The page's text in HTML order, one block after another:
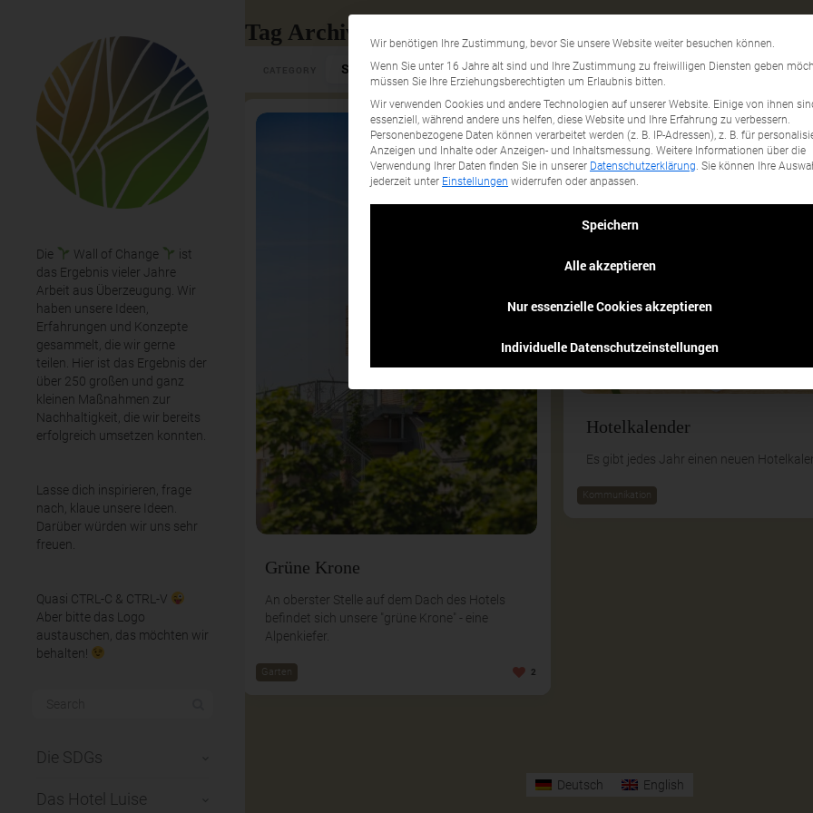
Die Wall of Change
ist
das Ergebnis vieler Jahre
Arbeit aus Überzeugung. Wir
haben unsere Ideen,
Erfahrungen und Konzepte
gesammelt, die wir gerne
teilen. Hier ist das Ergebnis der
über 250 großen und ganz
kleinen Maßnahmen zur
Nachhaltigkeit, die wir bereits
erfolgreich umsetzen konnten.
Lasse dich inspirieren, frage
nach, klaue unsere Ideen.
Darüber würden wir uns sehr
freuen.
Quasi CTRL-C & CTRL-V
Aber bitte das Logo
austauschen, das möchten wir
behalten!
Die SDGs
Das Hotel Luise
Tag Archives: Umwelt
Select Category...
Grüne Krone
An oberster Stelle auf dem Dach des Hotels
befindet sich unsere "grüne Krone" - eine
Alpenkiefer.
Garten 2
Hotelkalender
Es gibt jedes Jahr einen neuen
Kommunikation
Wir benötigen Ihre Zustimmung, bevor Sie unsere Website weiter besuchen können.
Wenn Sie unter 16 Jahre alt sind und Ihre Zustimmung zu freiwilligen Diensten geben
müssen Sie Ihre Erziehungsberechtigten um Erlaubnis bitten.
Wir verwenden Cookies und andere Technologien auf unserer Website. Einige von ihnen
essenziell, während andere uns helfen, diese Website und Ihre Erfahrung zu verbessern.
Personenbezogene Daten können verarbeitet werden (z. B. IP-Adressen), z. B. für
Anzeigen und Inhalte oder Anzeigen- und Inhaltsmessung. Weitere Informationen über die
Verwendung Ihrer Daten finden Sie in unserer Datenschutzerklärung. Sie können Ihre
jederzeit unter Einstellungen widerrufen oder anpassen.
Speichern
Alle akzeptieren
Nur essenzielle Cookies akzeptieren
Individuelle Datenschutzeinstellungen
Deutsch English